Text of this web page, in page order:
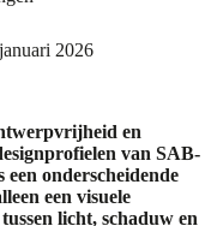
2026
en
van SAB-
onderscheidende
een visuele
licht, schaduw en